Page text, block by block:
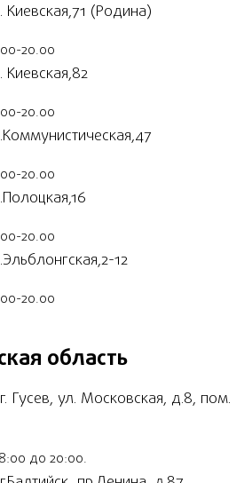
(Родина)
20.00
20.00
20.00
20.00
12
20.00
область
Гусев, ул. Московская, д.8, пом.
до 20:00.